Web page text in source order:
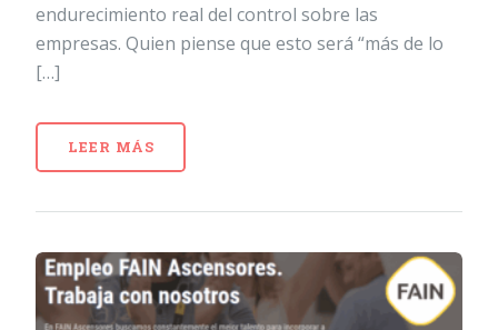
endurecimiento real del control sobre las
empresas. Quien piense que esto será “más de lo
[…]
LEER MÁS